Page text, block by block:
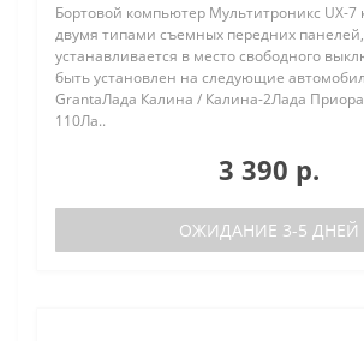
Бортовой компьютер Мультитроникс UX-7
двумя типами съемных передних панелей,
устанавливается в место свободного
быть установлен на следующие
GrantaЛада Калина / Калина-2Лада
110Ла..
3 390 р.
ОЖИДАНИЕ 3-5 ДНЕЙ